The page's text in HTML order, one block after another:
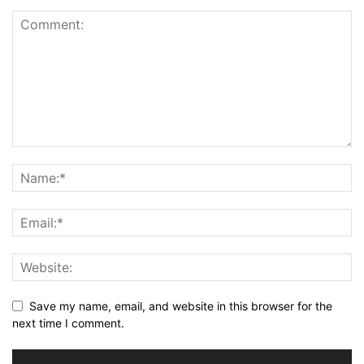
Save my name, email, and website in this browser for the
next time I comment.